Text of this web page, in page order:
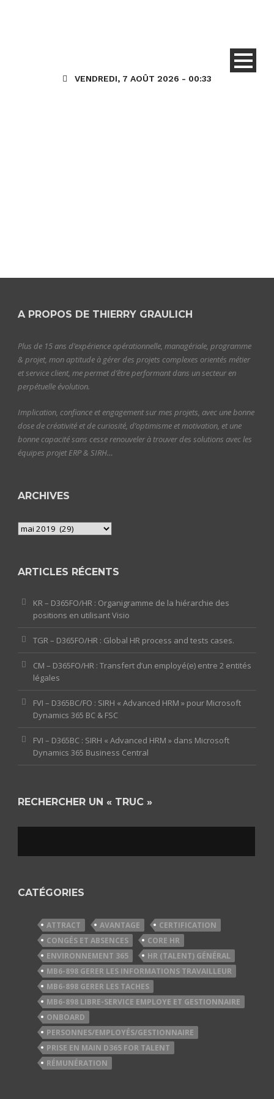
VENDREDI, 7 AOÛT 2026 - 00:33
A PROPOS DE THIERRY GRAULICH
Plus de 15 ans d’expérience opérationnelle, managériale, programme
& projet, mon aptitude à gérer des projets complexes orientés métier
et service client, me permet d’être performant dans un secteur en
perpétuelle évolution.
Implication, confiance et engagement sur mes projets, avec une bonne
dose de créativité et de curiosité, d’optimisme et motivation, et une
bonne capacité sans cesse renouveler à trouver des solutions avec les
équipes projet ERP & SIRH…
ARCHIVES
Archives
ARTICLES RÉCENTS
KR – D365FO/HR : Organigramme de la hiérarchie des
positions en utilisant Visio
TGR – D365FO/HR : Global HR process and tests cases.
CM – D365FO/HR : Transfert d’un employé(e) entre 2 entités
légales
FVI – D365BC/FO : SIRH « Advanced HRM » pour Microsoft
Dynamics 365 BC & FSC
FVI – D365BC : SIRH « Advanced HRM » dans Microsoft
Dynamics 365 Business Central
RECHERCHER UN « TRUC »
CATÉGORIES
ATTRACT AVANTAGE
CERTIFICATION
CONGÉS ET ABSENCES
CORE HR
ENVIRONNEMENT 365
HR (TALENT) GÉNÉRAL
MB6-898 GERER LES INFORMATIONS TRAVAILLEUR
MB6-898 GERER LES TACHES
MB6-898 LIBRE-SERVICE EMPLOYE ET GESTIONNAIRE
ONBOARD
PERSONNES/EMPLOYÉS/GESTIONNAIRE
PRISE EN MAIN D365 FOR TALENT
RÉMUNÉRATION